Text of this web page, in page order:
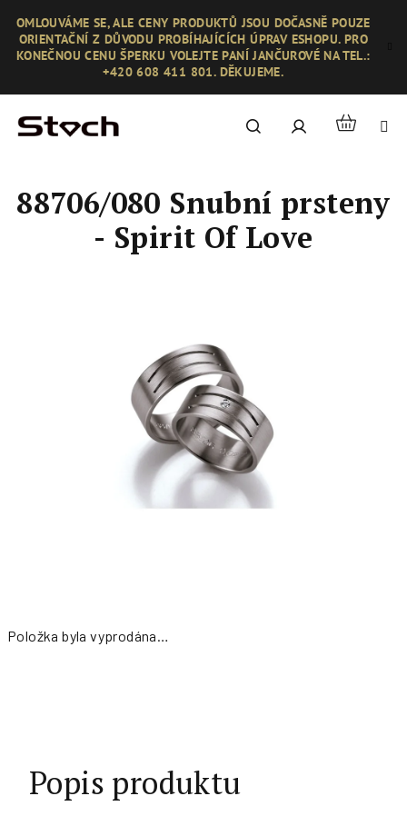
obsah
OMLOUVÁME SE, ALE CENY PRODUKTŮ JSOU DOČASNĚ POUZE
ORIENTAČNÍ Z DŮVODU PROBÍHAJÍCÍCH ÚPRAV ESHOPU. PRO
KONEČNOU CENU ŠPERKU VOLEJTE PANÍ JANČUROVÉ NA TEL.:
+420 608 411 801. DĚKUJEME.
Hledat PřihlášeníNákupní
Položka byla vyprodána…
88706/080 Snubní prsteny
- Spirit Of Love
Popis produktu